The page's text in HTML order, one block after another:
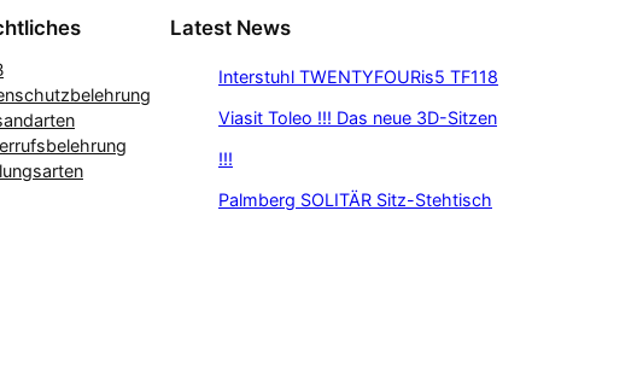
Latest News
Interstuhl TWENTYFOURis5 TF118
Viasit Toleo !!! Das neue 3D-Sitzen
!!!
Palmberg SOLITÄR Sitz-Stehtisch